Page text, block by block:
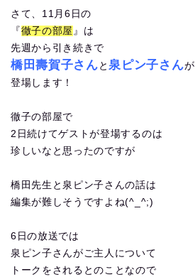
さて、11月6日の
『 徹子の部屋 』は
先週から引き続きで
橋田壽賀子さん と泉ピン子さんが
登場します！
徹子の部屋で
2日続けてゲストが登場するのは
珍しいなと思ったのですが
橋田先生と泉ピン子さんの話は
編集が難しそうですよね(^_^;)
6日の放送では
泉ピン子さんがご主人について
トークをされるとのことなので